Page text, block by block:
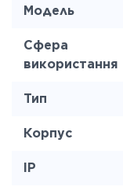
Модель
Сфера
використання
Тип
Корпус
IP